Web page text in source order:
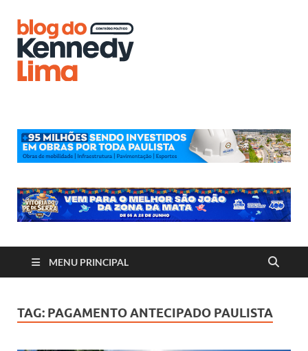
MENU PRINCIPAL
TAG: PAGAMENTO ANTECIPADO PAULISTA